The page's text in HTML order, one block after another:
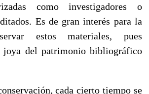
como investigadores o
Es de gran interés para la
estos materiales, pues
joya del patrimonio bibliográfico
cada cierto tiempo se